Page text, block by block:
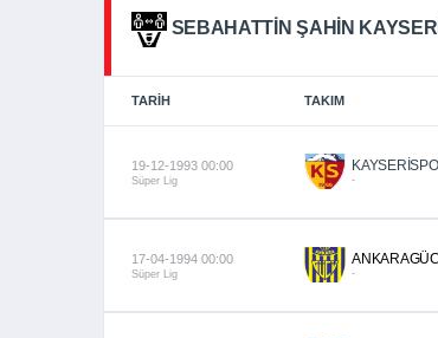
SEBAHATTIN ŞAHIN
TARIH TAKIM
19-12-1993 00:00
Süper Lig -
17-04-1994 00:00
Süper Lig -